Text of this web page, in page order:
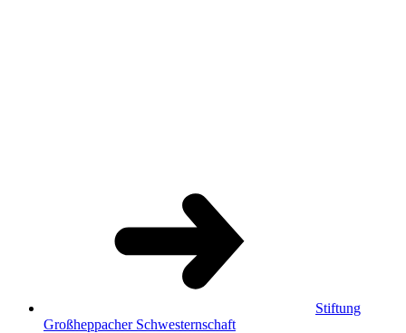
Stiftung
Großheppacher Schwesternschaft